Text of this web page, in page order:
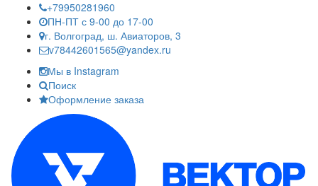
+79950281960
ПН-ПТ с 9-00 до 17-00
г. Волгоград, ш. Авиаторов, 3
v78442601565@yandex.ru
Мы в Instagram
Поиск
Оформление заказа